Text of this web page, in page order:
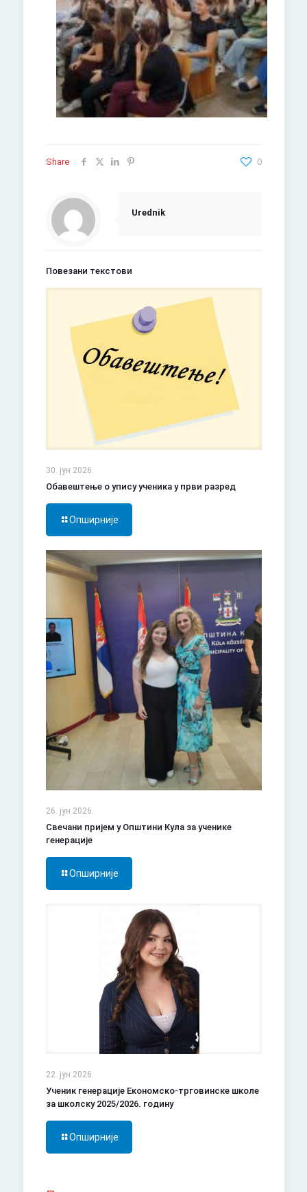
Share 0
Urednik
Повезани текстови
30. јун 2026.
Обавештење о упису ученика у први разред
Опширније
26. јун 2026.
Свечани пријем у Општини Кула за ученике
генерације
Опширније
22. јун 2026.
Ученик генерације Економско-трговинске школе
за школску 2025/2026. годину
Опширније